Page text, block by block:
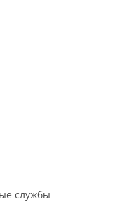
службы